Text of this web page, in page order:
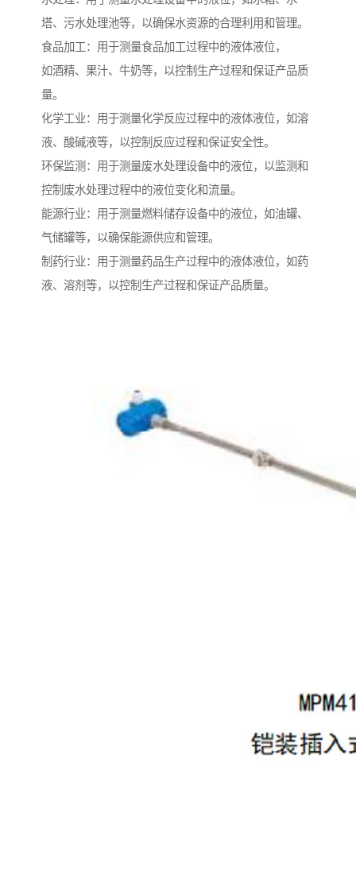
塔、污水处理池等，以确保水资源的合理利用和管理。
食品加工：用于测量食品加工过程中的液体液位，
如酒精、果汁、牛奶等，以控制生产过程和保证产品质
量。
化学工业：用于测量化学反应过程中的液体液位，如溶
液、酸碱液等，以控制反应过程和保证安全性。
环保监测：用于测量废水处理设备中的液位，以监测和
控制废水处理过程中的液位变化和流量。
能源行业：用于测量燃料储存设备中的液位，如油罐、
气储罐等，以确保能源供应和管理。
制药行业：用于测量药品生产过程中的液体液位，如药
液、溶剂等，以控制生产过程和保证产品质量。